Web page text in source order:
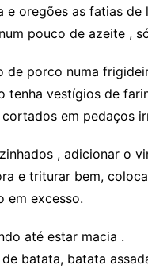
e oregões as fatias
pouco de azeite ,
de porco numa
tenha vestígios de
em pedaços
, adicionar o
e triturar bem,
em excesso.
até estar macia .
batata, batata